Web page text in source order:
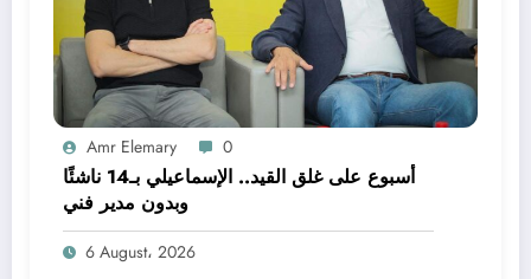
Amr Elemary 0
أسبوع على غلق القيد.. الإسماعيلي بـ14 ناشئًا
وبدون مدير فني
6 August، 2026